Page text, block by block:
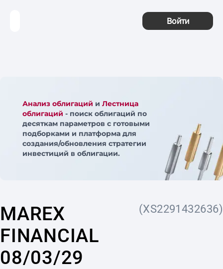
Войти
Анализ облигаций и Лестница
облигаций - поиск облигаций по
десяткам параметров с готовыми
подборками и платформа для
создания/обновления стратегии
инвестиций в облигации.
MAREX
FINANCIAL
08/03/29
(XS2291432636)